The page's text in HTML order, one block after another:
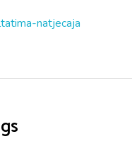
natjecaja